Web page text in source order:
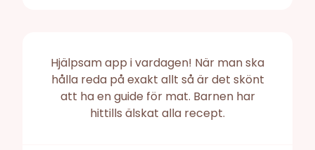
Hjälpsam app i vardagen! När man ska
hålla reda på exakt allt så är det skönt
att ha en guide för mat. Barnen har
hittills älskat alla recept.